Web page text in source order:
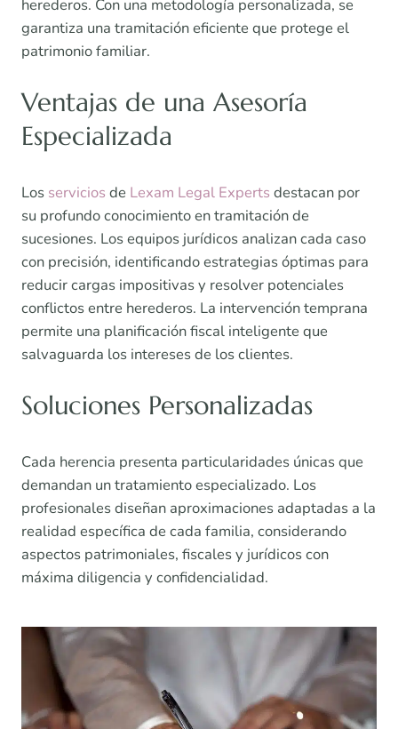
herederos. Con una metodología personalizada, se
garantiza una tramitación eficiente que protege el
patrimonio familiar.
Ventajas de una Asesoría
Especializada
Los servicios de Lexam Legal Experts destacan por
su profundo conocimiento en tramitación de
sucesiones. Los equipos jurídicos analizan cada caso
con precisión, identificando estrategias óptimas para
reducir cargas impositivas y resolver potenciales
conflictos entre herederos. La intervención temprana
permite una planificación fiscal inteligente que
salvaguarda los intereses de los clientes.
Soluciones Personalizadas
Cada herencia presenta particularidades únicas que
demandan un tratamiento especializado. Los
profesionales diseñan aproximaciones adaptadas a la
realidad específica de cada familia, considerando
aspectos patrimoniales, fiscales y jurídicos con
máxima diligencia y confidencialidad.